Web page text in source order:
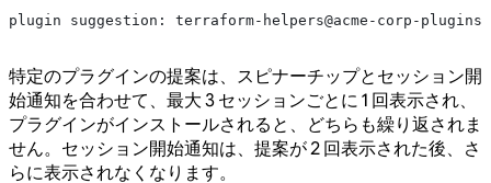
plugin suggestion: terraform-helpers@acme-corp-
特定のプラグインの提案は、スピナーチップとセッション開
始通知を合わせて、最大 3 セッションごとに 1 回表示され、
プラグインがインストールされると、どちらも繰り返されま
せん。セッション開始通知は、提案が 2 回表示された後、さ
らに表示されなくなります。